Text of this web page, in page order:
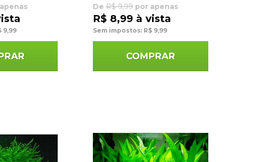
9,99
De R$ 9,99 por apenas
R$ 8,99 à vista
Sem impostos: R$ 9,99
COMPRAR